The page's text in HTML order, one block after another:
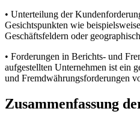
• Unterteilung der
Gesichtspunkten wie
Geschäftsfeldern oder
• Forderungen in Berichts- und
aufgestellten Unternehmen ist ein
und Fremdwährungsforderungen
Zusammenfassung